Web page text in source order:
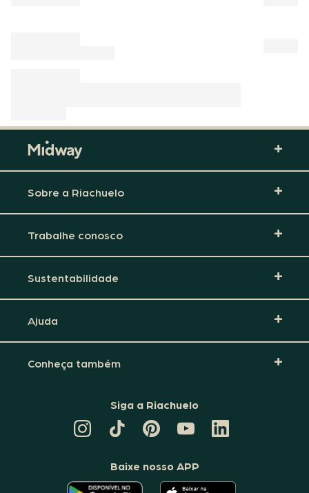
Sobre a Riachuelo
Trabalhe conosco
Sustentabilidade
Ajuda
Conheça também
Siga a Riachuelo
TIKTOK
DA
PINTEREST
DA
CANAL
DA
RIACHUELO
LINKEDIN
DA
Baixe nosso APP
O O